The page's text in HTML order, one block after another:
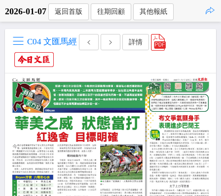
2026-01-07 返回首版 往期回顧 其他報紙
C04 文匯馬經 詳情
點擊複製